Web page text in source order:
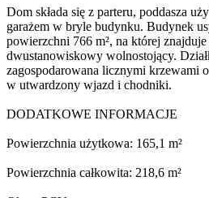
Dom składa się z parteru, poddasza
garażem w bryle budynku. Budynek
powierzchni 766 m², na której
dwustanowiskowy wolnostojący.
zagospodarowana licznymi krzewami
w utwardzony wjazd i chodniki.
DODATKOWE INFORMACJE
Powierzchnia użytkowa: 165,1 m²
Powierzchnia całkowita: 218,6 m²